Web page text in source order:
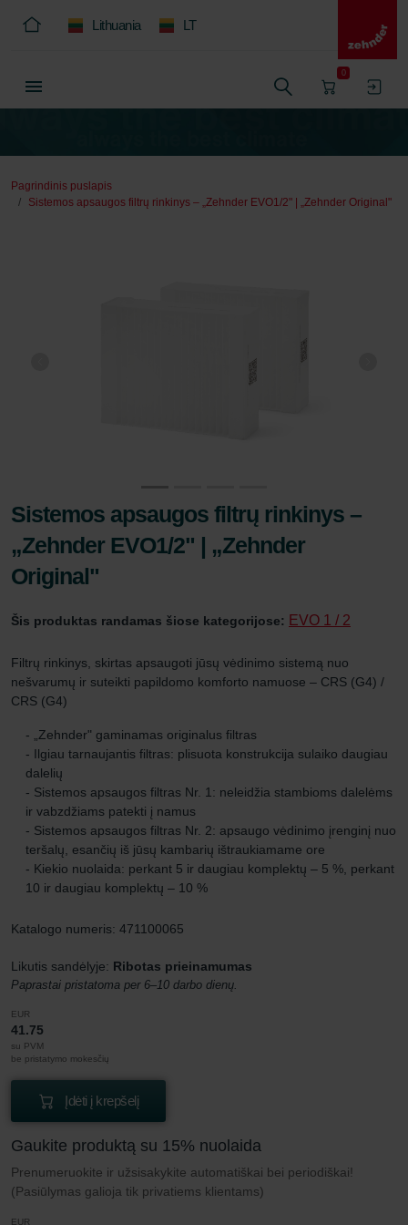
Lithuania LT
0
Pagrindinis puslapis
Sistemos apsaugos filtrų rinkinys – „Zehnder EVO1/2" | „Zehnder Original"
Sistemos apsaugos filtrų rinkinys –
„Zehnder EVO1/2" | „Zehnder
Original"
Šis produktas randamas šiose kategorijose: EVO 1 / 2
Filtrų rinkinys, skirtas apsaugoti jūsų vėdinimo sistemą nuo
nešvarumų ir suteikti papildomo komforto namuose – CRS (G4) /
CRS (G4)
- „Zehnder" gaminamas originalus filtras
- Ilgiau tarnaujantis filtras: plisuota konstrukcija sulaiko daugiau
dalelių
- Sistemos apsaugos filtras Nr. 1: neleidžia stambioms dalelėms
ir vabzdžiams patekti į namus
- Sistemos apsaugos filtras Nr. 2: apsaugo vėdinimo įrenginį nuo
teršalų, esančių iš jūsų kambarių ištraukiamame ore
- Kiekio nuolaida: perkant 5 ir daugiau komplektų – 5 %, perkant
10 ir daugiau komplektų – 10 %
Katalogo numeris: 471100065
Likutis sandėlyje: Ribotas prieinamumas
Paprastai pristatoma per 6–10 darbo dienų.
EUR
41.75
su PVM
be pristatymo mokesčių
Įdėti į krepšelį
Gaukite produktą su 15% nuolaida
Prenumeruokite ir užsisakykite automatiškai bei periodiškai!
(Pasiūlymas galioja tik privatiems klientams)
EUR